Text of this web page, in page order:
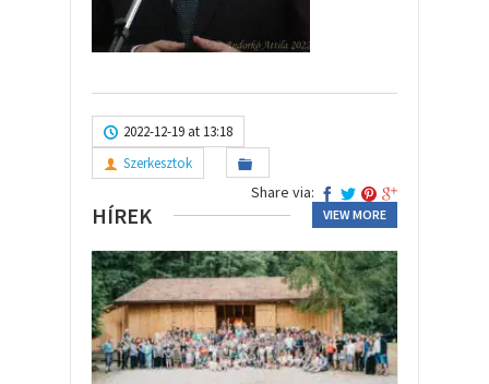
2022-12-19 at 13:18
Szerkesztok
Share via:
HÍREK VIEW MORE